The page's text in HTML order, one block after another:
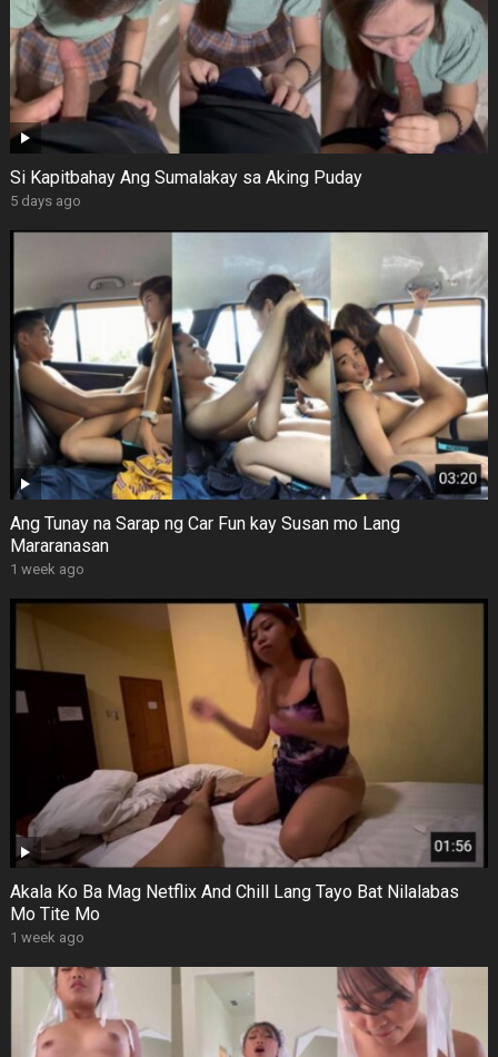
Si Kapitbahay Ang Sumalakay sa Aking Puday
5 days ago
Ang Tunay na Sarap ng Car Fun kay Susan mo Lang
Mararanasan
1 week ago
Akala Ko Ba Mag Netflix And Chill Lang Tayo Bat Nilalabas
Mo Tite Mo
1 week ago